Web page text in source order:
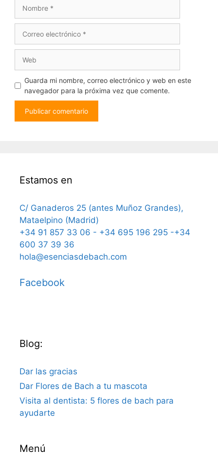
electrónico
Guarda mi nombre, correo electrónico y web en este
navegador para la próxima vez que comente.
Estamos en
C/ Ganaderos 25 (antes Muñoz Grandes),
Mataelpino (Madrid)
+34 91 857 33 06 - +34 695 196 295 -+34
600 37 39 36
hola@esenciasdebach.com
Facebook
Blog:
Dar las gracias
Dar Flores de Bach a tu mascota
Visita al dentista: 5 flores de bach para
ayudarte
Menú